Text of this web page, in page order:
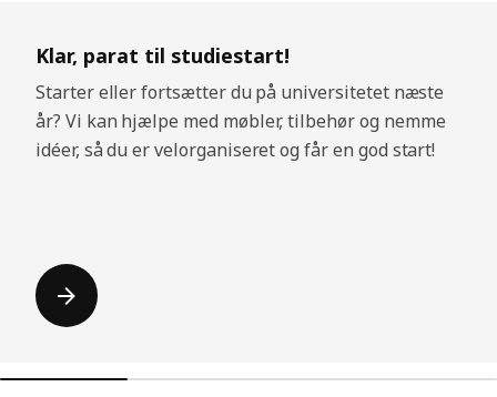
Klar, parat til studiestart!
Starter eller fortsætter du på universitetet næste
år? Vi kan hjælpe med møbler, tilbehør og nemme
idéer, så du er velorganiseret og får en god start!